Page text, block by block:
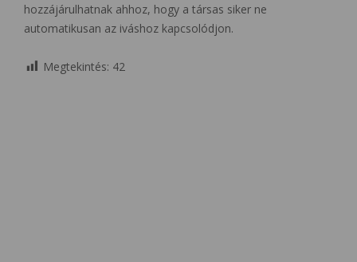
hozzájárulhatnak ahhoz, hogy a társas siker ne
automatikusan az iváshoz kapcsolódjon.
Megtekintés: 42